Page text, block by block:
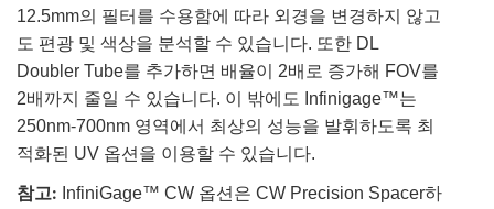
12.5mm의 필터를 수용함에 따라 외경을 변경하지 않고
도 편광 및 색상을 분석할 수 있습니다. 또한 DL
Doubler Tube를 추가하면 배율이 2배로 증가해 FOV를
2배까지 줄일 수 있습니다. 이 밖에도 Infinigage™는
250nm-700nm 영역에서 최상의 성능을 발휘하도록 최
적화된 UV 옵션을 이용할 수 있습니다.
참고: InfiniGage™ CW 옵션은 CW Precision Spacer하